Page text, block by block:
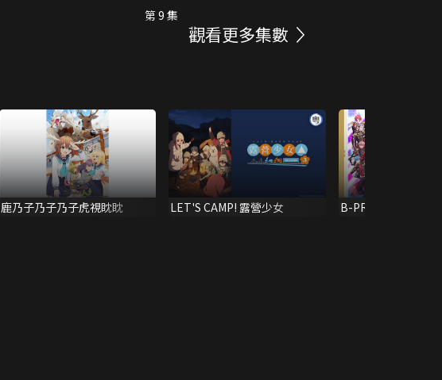
第 9 集
觀看更多集數
鹿乃子乃子乃子虎視眈眈 LET'S CAMP! 露營少女 B-PROJECT超星團